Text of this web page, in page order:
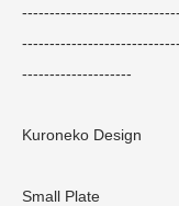
--------------------
Kuroneko Design
Small Plate